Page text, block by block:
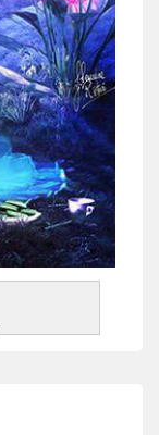
n.jpg"
></a>